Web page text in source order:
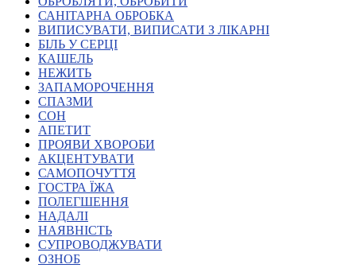
Для абітурієнтів
Уроки
Українська жестова мова
Правознавство
Реєстр перекладачів жестової мови Українського
товариства глухих
Підготовка перекладачів
"Сервіс УТОГ"
Атестація
Безбар'єрність для глухих
Волинська область
Дніпропетровська область
САНІТАРНА ОБРОБКА
ВИПИСУВАТИ, ВИПИСАТИ З ЛІКАРНІ
БІЛЬ У СЕРЦІ
КАШЕЛЬ
НЕЖИТЬ
ЗАПАМОРОЧЕННЯ
СПАЗМИ
СОН
АПЕТИТ
ПРОЯВИ ХВОРОБИ
АКЦЕНТУВАТИ
САМОПОЧУТТЯ
ГОСТРА ЇЖА
ПОЛЕГШЕННЯ
НАДАЛІ
НАЯВНІСТЬ
СУПРОВОДЖУВАТИ
ОЗНОБ